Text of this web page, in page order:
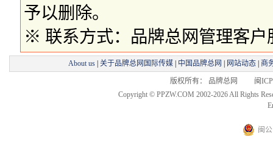
予以删除。
※ 联系方式：品牌总网管理客户
About us 关于品牌总网国际传媒 中国品牌总网 网站动态 商
版权所有： 品牌总网 闽ICP
Copyright © PPZW.COM 2002-2026 All Rights
闽